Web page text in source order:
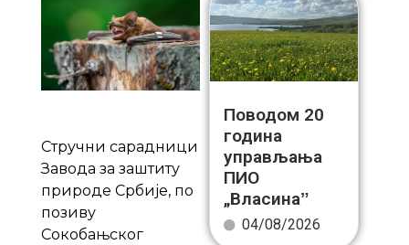
Стручни сарадници
Завода за заштиту
природе Србије, по
позиву
Сокобањског
Поводом 20
година
управљања
ПИО
„Власинаˮ
04/08/2026